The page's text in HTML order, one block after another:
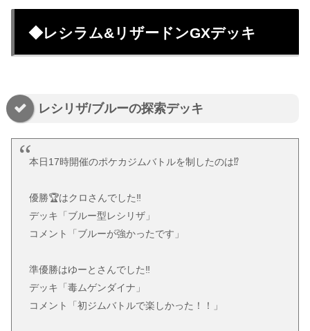
◆レシラム&リザードンGXデッキ
レシリザ/ブルーの探索デッキ
本日17時開催のポケカジムバトルを制したのは⁉️
優勝🏆はクロさんでした‼️
デッキ「ブルー型レシリザ」
コメント「ブルーが強かったです」
準優勝はゆーとさんでした‼️
デッキ「毒ムゲンダイナ」
コメント「初ジムバトルで楽しかった！！」